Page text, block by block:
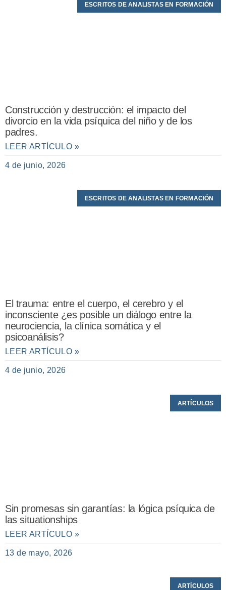
ESCRITOS DE ANALISTAS EN FORMACIÓN
Construcción y destrucción: el impacto del
divorcio en la vida psíquica del niño y de los
padres.
LEER ARTÍCULO »
4 de junio, 2026
ESCRITOS DE ANALISTAS EN FORMACIÓN
El trauma: entre el cuerpo, el cerebro y el
inconsciente ¿es posible un diálogo entre la
neurociencia, la clínica somática y el
psicoanálisis?
LEER ARTÍCULO »
4 de junio, 2026
ARTÍCULOS
Sin promesas sin garantías: la lógica psíquica de
las situationships
LEER ARTÍCULO »
13 de mayo, 2026
ARTÍCULOS